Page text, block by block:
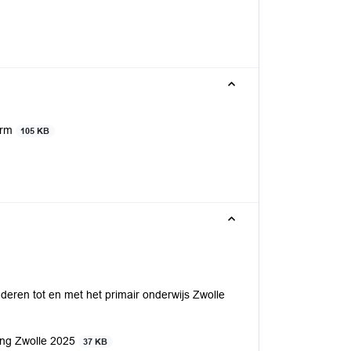
105 KB
tot en met het primair onderwijs Zwolle
Zwolle 2025 37 KB